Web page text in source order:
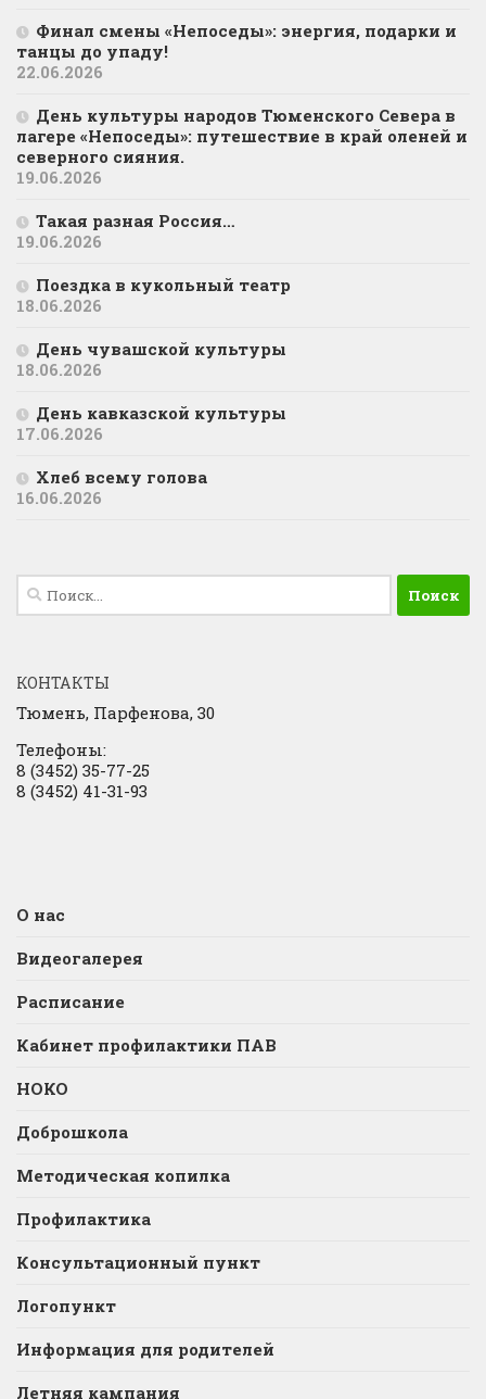
Финал смены «Непоседы»: энергия, подарки и
танцы до упаду!
22.06.2026
День культуры народов Тюменского Севера в
лагере «Непоседы»: путешествие в край оленей и
северного сияния.
19.06.2026
Такая разная Россия…
19.06.2026
Поездка в кукольный театр
18.06.2026
День чувашской культуры
18.06.2026
День кавказской культуры
17.06.2026
Хлеб всему голова
16.06.2026
Найти:
КОНТАКТЫ
Тюмень, Парфенова, 30
Телефоны:
8 (3452) 35-77-25
8 (3452) 41-31-93
О нас
Видеогалерея
Расписание
Кабинет профилактики ПАВ
НОКО
Доброшкола
Методическая копилка
Профилактика
Консультационный пункт
Логопункт
Информация для родителей
Летняя кампания